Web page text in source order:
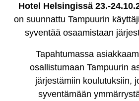
Hotel Helsingissä 23.-
on suunnattu Tampuurin
syventää osaamistaan
Tapahtumassa
osallistumaan Tampuurin
järjestämiin koulutuksiin,
syventämään